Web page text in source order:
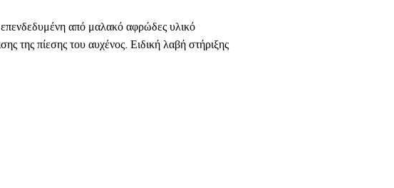
από μαλακό αφρώδες υλικό
της πίεσης του αυχένος. Ειδική λαβή στήριξης